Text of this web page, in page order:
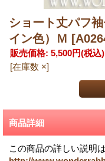
ショート丈パフ
イン色）Ｍ
販売価格: 5,500円(税込)
[在庫数 ×]
商品詳細
この商品の詳しい説明は